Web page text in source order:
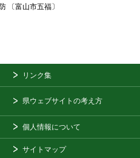
〔富山市五福〕
リンク集
県ウェブサイトの考え方
個人情報について
サイトマップ